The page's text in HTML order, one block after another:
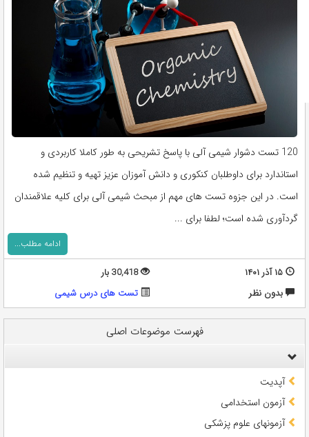
120 تست دشوار شیمی آلی با پاسخ تشریحی به طور کاملا کاربردی و
استاندارد برای داوطلبان کنکوری و دانش آموزان عزیز تهیه و تنظیم شده
است. در این جزوه تست های مهم از مبحث شیمی آلی برای کلیه علاقمندان
گردآوری شده است؛ لطفا برای ...
ادامه مطلب...
۱۵ آذر ۱۴۰۱
30,418 بار
بدون نظر
تست های درس شیمی
فهرست موضوعات اصلی
آپدیت
آزمون استخدامی
آزمونهای علوم پزشکی